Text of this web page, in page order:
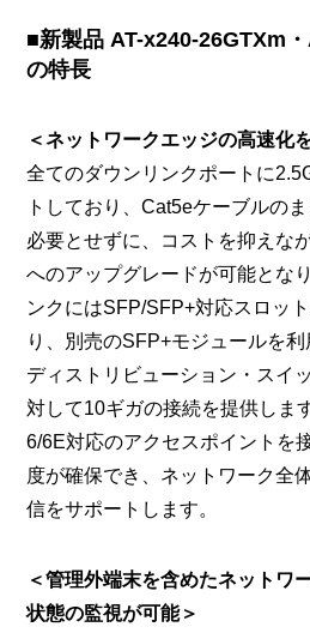
■新製品 AT-x240-26GTXm
の特長
＜ネットワークエッジの高速化
全てのダウンリンクポートに
トしており、Cat5eケーブルの
必要とせずに、コストを抑えな
へのアップグレードが可能とな
ンクにはSFP/SFP+対応スロッ
り、別売のSFP+モジュールを
ディストリビューション・スイ
対して10ギガの接続を提供しま
6/6E対応のアクセスポイントを
度が確保でき、ネットワーク全
信をサポートします。
＜管理外端末を含めたネットワ
状態の監視が可能＞